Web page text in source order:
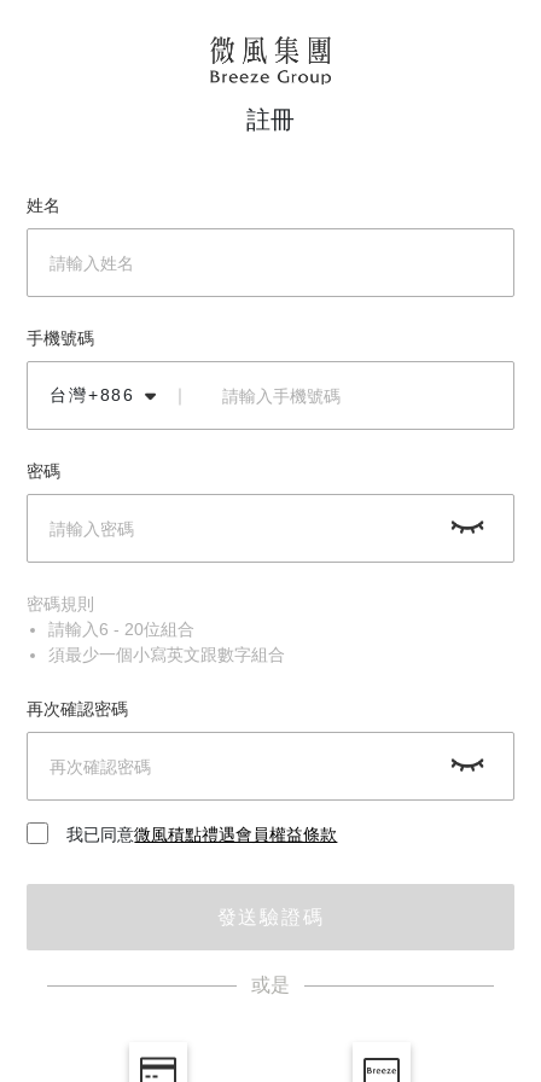
註冊
姓名
手機號碼
台灣+886
密碼
密碼規則
請輸入6 - 20位組合
須最少一個小寫英文跟數字組合
再次確認密碼
我已同意微風積點禮遇會員權益條款
發送驗證碼
或是